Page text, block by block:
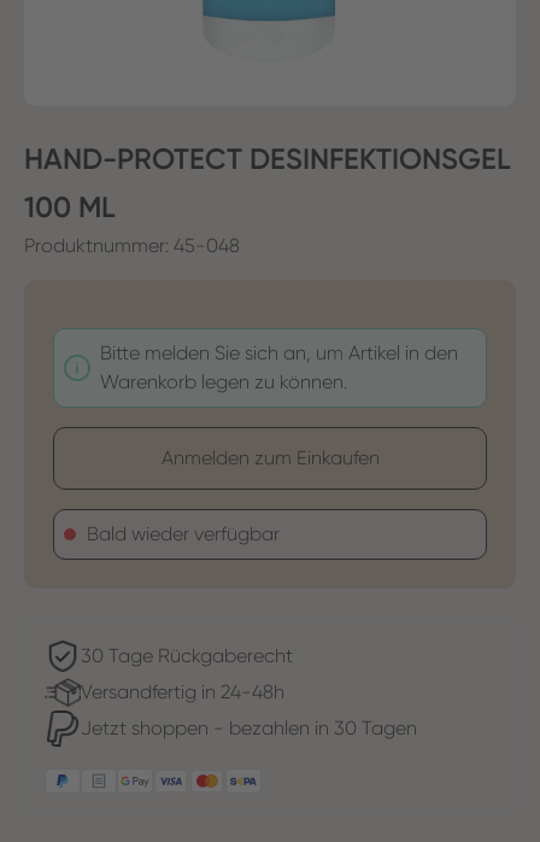
HAND-PROTECT DESINFEKTIONSGEL
100 ML
Produktnummer: 45-048
Bitte melden Sie sich an, um Artikel in den
Warenkorb legen zu können.
Anmelden zum Einkaufen
Bald wieder verfügbar
30 Tage Rückgaberecht
Versandfertig in 24-48h
Jetzt shoppen - bezahlen in 30 Tagen